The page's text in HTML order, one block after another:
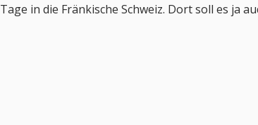
in die Fränkische Schweiz. Dort soll es ja